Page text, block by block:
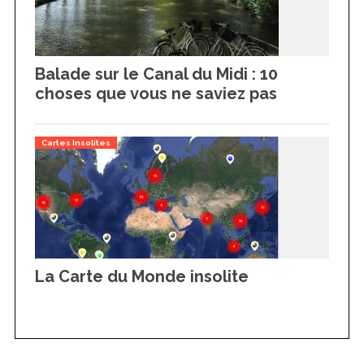
Balade sur le Canal du Midi : 10
choses que vous ne saviez pas
Cartes Insolites
La Carte du Monde insolite